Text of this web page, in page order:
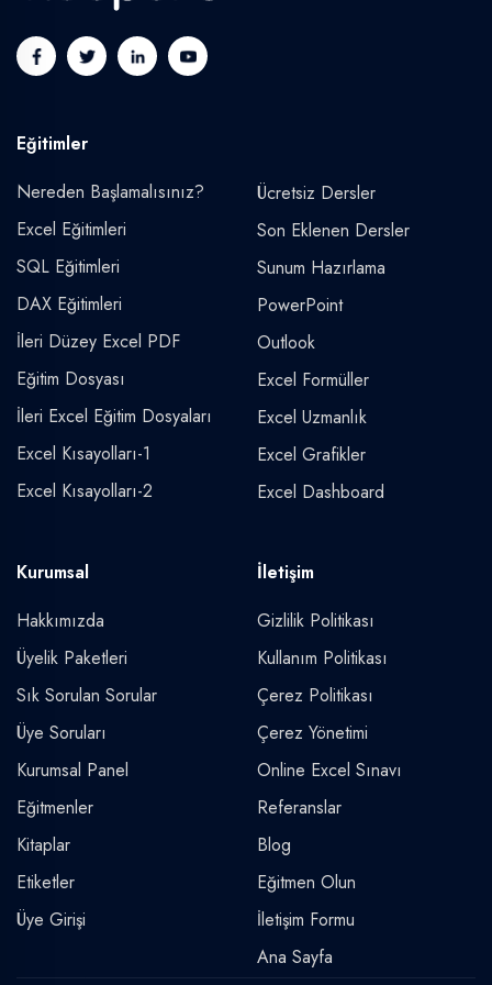
Eğitimler
Nereden Başlamalısınız?
Excel Eğitimleri
SQL Eğitimleri
DAX Eğitimleri
İleri Düzey Excel PDF
Eğitim Dosyası
İleri Excel Eğitim Dosyaları
Excel Kısayolları-1
Excel Kısayolları-2
Ücretsiz Dersler
Son Eklenen Dersler
Sunum Hazırlama
PowerPoint
Outlook
Excel Formüller
Excel Uzmanlık
Excel Grafikler
Excel Dashboard
Kurumsal
Hakkımızda
Üyelik Paketleri
Sık Sorulan Sorular
Üye Soruları
Kurumsal Panel
Eğitmenler
Kitaplar
Etiketler
Üye Girişi
İletişim
Gizlilik Politikası
Kullanım Politikası
Çerez Politikası
Çerez Yönetimi
Online Excel Sınavı
Referanslar
Blog
Eğitmen Olun
İletişim Formu
Ana Sayfa